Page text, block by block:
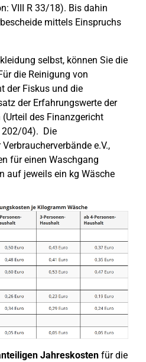
VIII R 33/18). Bis dahin
mittels Einspruchs
selbst, können Sie die
die Reinigung von
der Fiskus und die
der Erfahrungswerte der
des Finanzgericht
202/04). Die
e.V.,
für einen Waschgang
auf jeweils ein kg Wäsche
Jahreskosten für die